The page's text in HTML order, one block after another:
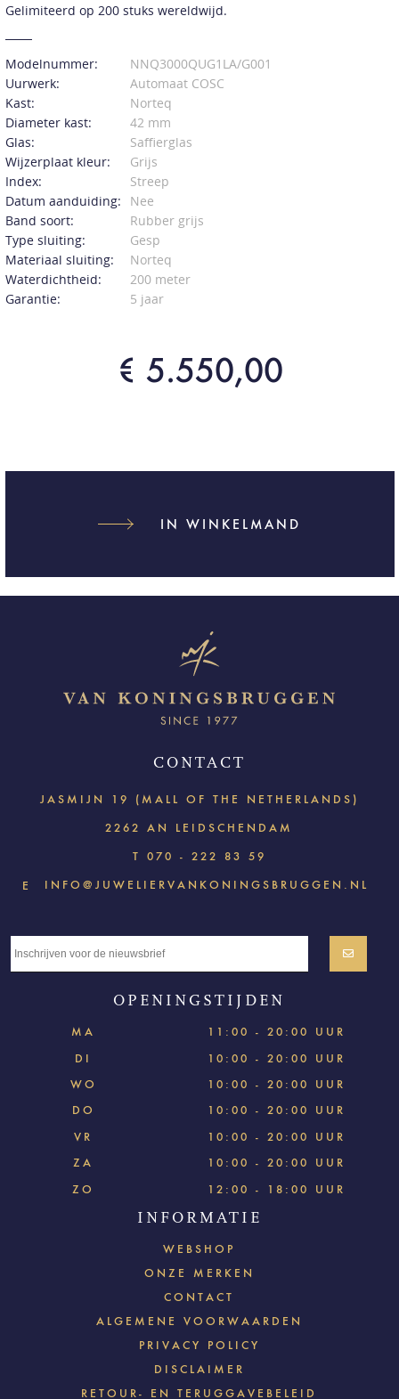
Gelimiteerd op 200 stuks wereldwijd.
Modelnummer:
NNQ3000QUG1LA/G001
Uurwerk:
Automaat COSC
Kast:
Norteq
Diameter kast:
42 mm
Glas:
Saffierglas
Wijzerplaat kleur:
Grijs
Index:
Streep
Datum aanduiding:
Nee
Band soort:
Rubber grijs
Type sluiting:
Gesp
Materiaal sluiting:
Norteq
Waterdichtheid:
200 meter
Garantie:
5 jaar
€ 5.550,00
IN WINKELMAND
CONTACT
JASMIJN 19 (MALL OF THE NETHERLANDS)
2262 AN LEIDSCHENDAM
T 070 - 222 83 59
E INFO@JUWELIERVANKONINGSBRUGGEN.NL
OPENINGSTIJDEN
MA
11:00 - 20:00 UUR
DI
10:00 - 20:00 UUR
WO
10:00 - 20:00 UUR
DO
10:00 - 20:00 UUR
VR
10:00 - 20:00 UUR
ZA
10:00 - 20:00 UUR
ZO
12:00 - 18:00 UUR
INFORMATIE
WEBSHOP
ONZE MERKEN
CONTACT
ALGEMENE VOORWAARDEN
PRIVACY POLICY
DISCLAIMER
RETOUR- EN TERUGGAVEBELEID